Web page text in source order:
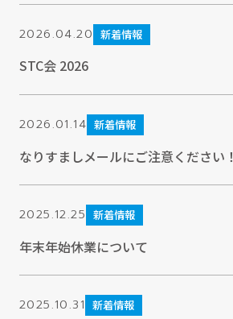
2026.04.20 新着情報
STC会 2026
2026.01.14 新着情報
なりすましメールにご注意ください！
2025.12.25 新着情報
年末年始休業について
2025.10.31 新着情報